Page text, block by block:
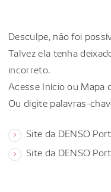
Desculpe, não foi
Talvez ela tenha
incorreto.
Acesse Início ou Mapa
Ou digite palavras-
Site da DENSO
Site da DENSO